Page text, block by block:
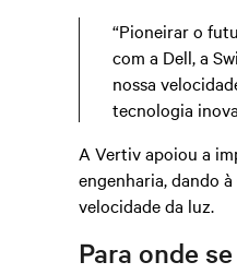
“Pioneirar o
com a Dell, a
nossa
tecnologia
A Vertiv apoiou a
engenharia, dando
velocidade da luz.
Para onde